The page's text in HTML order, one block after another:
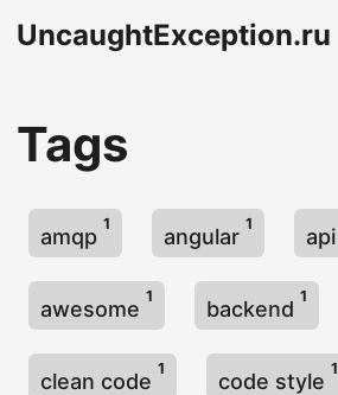
UncaughtException.ru
Tags
amqp
1
angular
1
api
awesome
1
backend
1
clean code
1
code style
1